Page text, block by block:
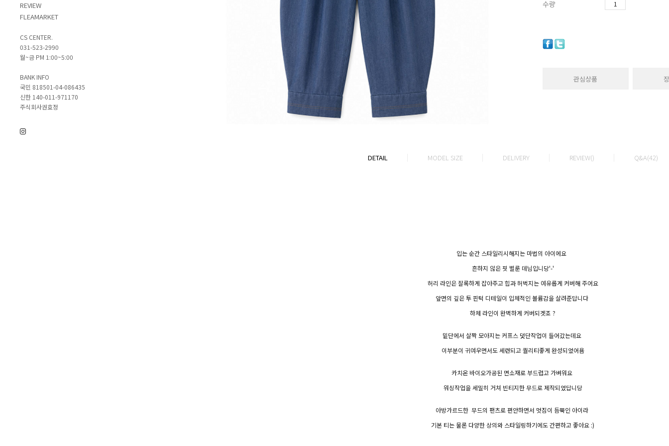
REVIEW
FLEAMARKET
CS CENTER.
031-523-2990
월~금 PM 1:00~5:00
BANK INFO
국민 818501-04-086435
신한 140-011-971170
주식회사권효정
수량
관심상품
DETAIL MODEL SIZE DELIVERY REVIEW() Q&A(42)
입는 순간 스타일리시해지는 마법의 아이에요
흔하지 않은 핏 벌룬 데님입니당'-'
허리 라인은 잘록하게 잡아주고 힙과 허벅지는 여유롭게 커버해 주어요
앞면의 깊은 투 핀턱 디테일이 입체적인 볼륨감을 살려준답니다
하체 라인이 완벽하게 커버되겟죠 ?
밑단에서 살짝 모아지는 커프스 덧단작업이 들어갔는데요
이부분이 귀여우면서도 세련되고 퀄리티좋게 완성되었어욤
카치온 바이오가공된 면소재로 부드럽고 가벼워요
워싱작업을 세밀히 거쳐 빈티지한 무드로 제작되었답니당
아방가르드한 무드의 팬츠로 편안하면서 멋짐이 듬뿍인 아이라
기본 티는 물론 다양한 상의와 스타일링하기에도 간편하고 좋아요 :)